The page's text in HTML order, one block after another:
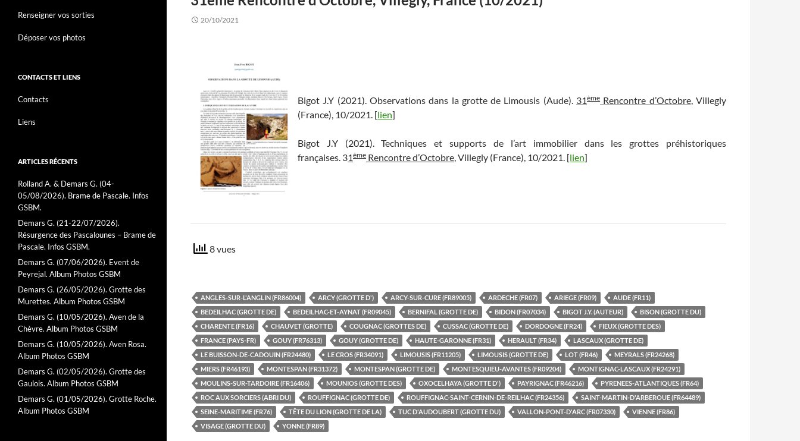
20/10/2021
Bigot J.Y (2021). Observations dans la grotte de Limousis (Aude). 31ème Rencontre d’Octobre, Villegly
(France), 10/2021. [lien]
Bigot J.Y (2021). Techniques et supports de l’art immobilier dans les grottes préhistoriques
françaises. 31ème Rencontre d’Octobre, Villegly (France), 10/2021. [lien]
8 vues
ANGLES-SUR-L'ANGLIN (FR86004) ARCY (GROTTE D') ARCY-SUR-CURE (FR89005) ARDECHE (FR07) ARIEGE (FR09)
AUDE (FR11)
BEDEILHAC (GROTTE DE)
BEDEILHAC-ET-AYNAT (FR09045) BERNIFAL (GROTTE DE) BIDON (FR07034) BIGOT J.Y. (AUTEUR)
BISON (GROTTE DU)
CHARENTE (FR16)
CHAUVET (GROTTE) COUGNAC (GROTTES DE) CUSSAC (GROTTE DE) DORDOGNE (FR24)
FIEUX (GROTTE DES)
FRANCE (PAYS-FR)
GOUY (FR76313) GOUY (GROTTE DE) HAUTE-GARONNE (FR31) HERAULT (FR34)
LASCAUX (GROTTE DE)
LE BUISSON-DE-CADOUIN (FR24480)
LE CROS (FR34091) LIMOUSIS (FR11205) LIMOUSIS (GROTTE DE) LOT (FR46)
MEYRALS (FR24268)
MIERS (FR46193)
MONTESPAN (FR31372) MONTESPAN (GROTTE DE) MONTESQUIEU-AVANTES (FR09204)
MONTIGNAC-LASCAUX (FR24291)
MOULINS-SUR-TARDOIRE (FR16406)
MOUNIOS (GROTTE DES) OXOCELHAYA (GROTTE D') PAYRIGNAC (FR46216)
PYRENEES-ATLANTIQUES (FR64)
ROC AUX SORCIERS (ABRI DU)
ROUFFIGNAC (GROTTE DE) ROUFFIGNAC-SAINT-CERNIN-DE-REILHAC (FR24356)
SAINT-MARTIN-D'ARBEROUE (FR64489)
SEINE-MARITIME (FR76)
TÊTE DU LION (GROTTE DE LA) TUC D'AUDOUBERT (GROTTE DU) VALLON-PONT-D'ARC (FR07330)
VIENNE (FR86)
VISAGE (GROTTE DU)
YONNE (FR89)
Renseigner vos sorties
Déposer vos photos
CONTACTS ET LIENS
Contacts
Liens
ARTICLES RÉCENTS
Rolland A. & Demars G. (04-
05/08/2026). Brame de Pascale. Infos
GSBM.
Demars G. (21-22/07/2026).
Résurgence des Pascalounes – Brame de
Pascale. Infos GSBM.
Demars G. (07/06/2026). Event de
Peyrejal. Album Photos GSBM
Demars G. (26/05/2026). Grotte des
Murettes. Album Photos GSBM
Demars G. (10/05/2026). Aven de la
Chèvre. Album Photos GSBM
Demars G. (10/05/2026). Aven Rosa.
Album Photos GSBM
Demars G. (02/05/2026). Grotte des
Gaulois. Album Photos GSBM
Demars G. (01/05/2026). Grotte Roche.
Album Photos GSBM